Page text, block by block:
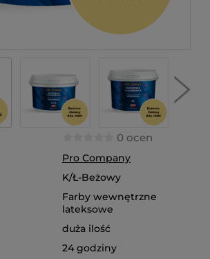
0 ocen
Pro Company
K/Ł-Beżowy
Farby wewnętrzne
lateksowe
duża ilość
24 godziny